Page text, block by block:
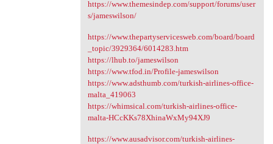
https://www.themesindep.com/support/forums/user
s/jameswilson/
https://www.thepartyservicesweb.com/board/board
_topic/3929364/6014283.htm
https://lhub.to/jameswilson
https://www.tfod.in/Profile-jameswilson
https://www.adsthumb.com/turkish-airlines-office-
malta_419063
https://whimsical.com/turkish-airlines-office-
malta-HCcKKs78XhinaWxMy94XJ9
https://www.ausadvisor.com/turkish-airlines-